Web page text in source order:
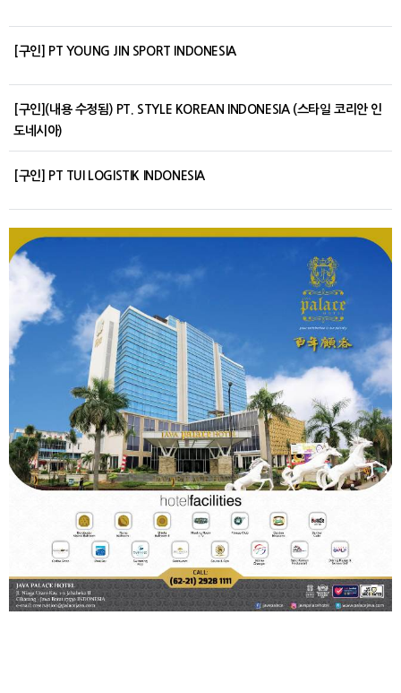
[구인] PT YOUNG JIN SPORT INDONESIA
[구인](내용 수정됨) PT. STYLE KOREAN INDONESIA (스타일 코리안 인
도네시아)
[구인] PT TUI LOGISTIK INDONESIA